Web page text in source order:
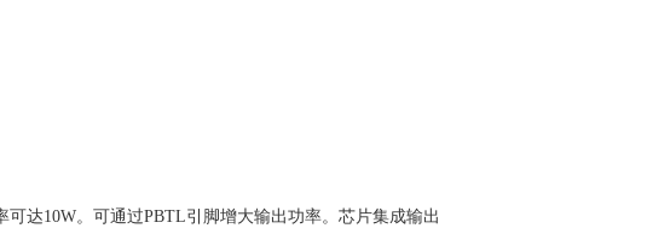
达10W。可通过PBTL引脚增大输出功率。芯片集成输出